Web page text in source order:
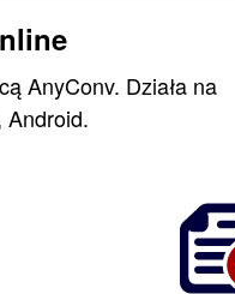
AnyConv. Działa na
Android.